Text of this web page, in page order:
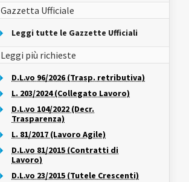
Gazzetta Ufficiale
Leggi tutte le Gazzette Ufficiali
Leggi più richieste
D.L.vo 96/2026 (Trasp. retributiva)
L. 203/2024 (Collegato Lavoro)
D.L.vo 104/2022 (Decr.
Trasparenza)
L. 81/2017 (Lavoro Agile)
D.L.vo 81/2015 (Contratti di
Lavoro)
D.L.vo 23/2015 (Tutele Crescenti)